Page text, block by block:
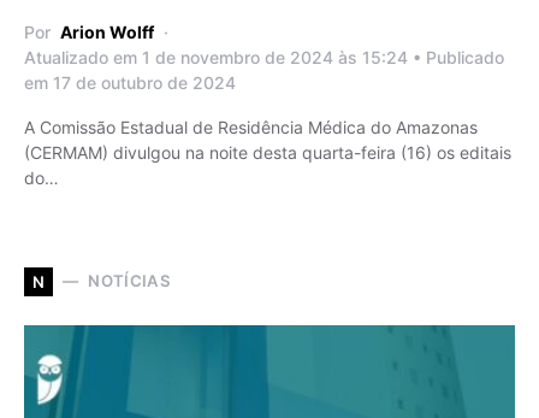
Por Arion Wolff
Atualizado em 1 de novembro de 2024 às 15:24 • Publicado
em 17 de outubro de 2024
A Comissão Estadual de Residência Médica do Amazonas
(CERMAM) divulgou na noite desta quarta-feira (16) os editais
do…
N NOTÍCIAS